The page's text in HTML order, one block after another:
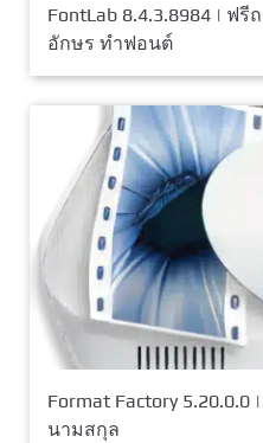
FontLab 8.4.3.8984 | ฟ
อักษร ทำฟอนต์
Format Factory
นามสกุล